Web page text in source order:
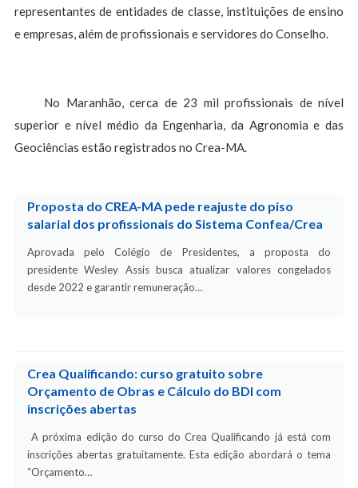
representantes de entidades de classe, instituições de ensino
e empresas, além de profissionais e servidores do Conselho.
No Maranhão, cerca de 23 mil profissionais de nível
superior e nível médio da Engenharia, da Agronomia e das
Geociências estão registrados no Crea-MA.
Proposta do CREA-MA pede reajuste do piso
salarial dos profissionais do Sistema Confea/Crea
Aprovada pelo Colégio de Presidentes, a proposta do
presidente Wesley Assis busca atualizar valores congelados
desde 2022 e garantir remuneração…
Crea Qualificando: curso gratuito sobre
Orçamento de Obras e Cálculo do BDI com
inscrições abertas
A próxima edição do curso do Crea Qualificando já está com
inscrições abertas gratuitamente. Esta edição abordará o tema
“Orçamento…